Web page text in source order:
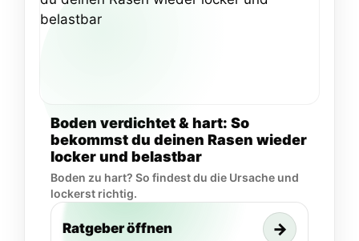
Boden verdichtet & hart: So
bekommst du deinen Rasen wieder
locker und belastbar
Boden zu hart? So findest du die Ursache und
lockerst richtig.
Ratgeber öffnen →